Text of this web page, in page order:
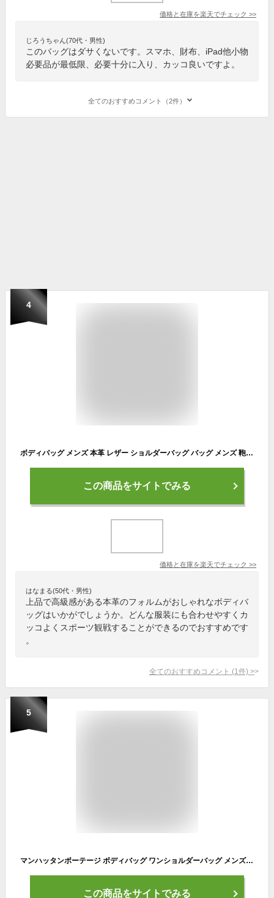
価格と在庫を楽天でチェック >>
じろうちゃん(70代・男性)
このバッグはダサくないです。スマホ、財布、iPad他小物
必要品が最低限、必要十分に入り、カッコ良いですよ。
全てのおすすめコメント（2件）
4
ボディバッグ メンズ 本革 レザー ショルダーバッグ バッグ メンズ 鞄 カバン ワンショルダー ボディーバッグ 送料無料 父の日 プレゼント ALI 7992944 yos プレゼント ギフト
この商品をサイトでみる
価格と在庫を楽天でチェック >>
はなまる(50代・男性)
上品で高級感がある本革のフォルムがおしゃれなボディバ
ッグはいかがでしょうか。どんな服装にも合わせやすくカ
ッコよくスポーツ観戦することができるのでおすすめです
。
全てのおすすめコメント (1 件) >
5
マンハッタンポーテージ ボディバッグ ワンショルダーバッグ メンズ レディース ブランド ナイロン 軽量 軽い おしゃれ かっこいい Manhattan Portage mp1927
この商品をサイトでみる